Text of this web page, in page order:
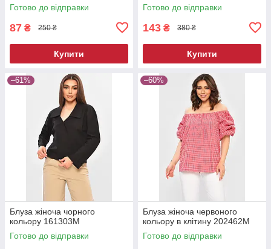
Готово до відправки
87 ₴ 250 ₴
Купити
Готово до відправки
143 ₴ 380 ₴
Купити
–61%
Блуза жіноча чорного
кольору 161303M
Готово до відправки
–60%
Блуза жіноча червоного
кольору в клітину 202462M
Готово до відправки